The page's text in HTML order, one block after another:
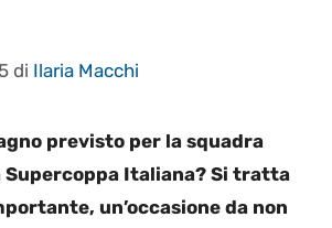
di Ilaria Macchi
previsto per la squadra
Supercoppa Italiana? Si tratta
un’occasione da non